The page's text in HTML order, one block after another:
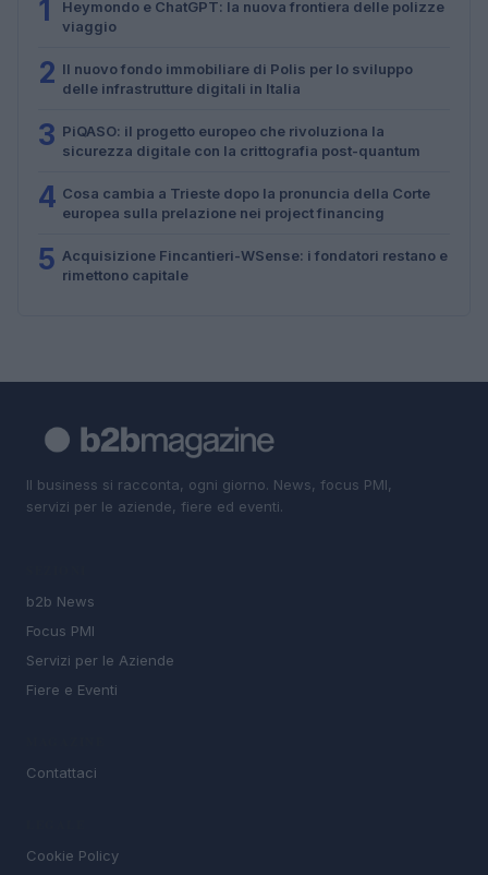
1
Heymondo e ChatGPT: la nuova frontiera delle polizze
viaggio
2 Il nuovo fondo immobiliare di Polis per lo sviluppo
delle infrastrutture digitali in Italia
3 PiQASO: il progetto europeo che rivoluziona la
sicurezza digitale con la crittografia post-quantum
4 Cosa cambia a Trieste dopo la pronuncia della Corte
europea sulla prelazione nei project financing
5 Acquisizione Fincantieri-WSense: i fondatori restano e
rimettono capitale
Il business si racconta, ogni giorno. News, focus PMI,
servizi per le aziende, fiere ed eventi.
b2b News
Focus PMI
Servizi per le Aziende
Fiere e Eventi
Contattaci
Cookie Policy